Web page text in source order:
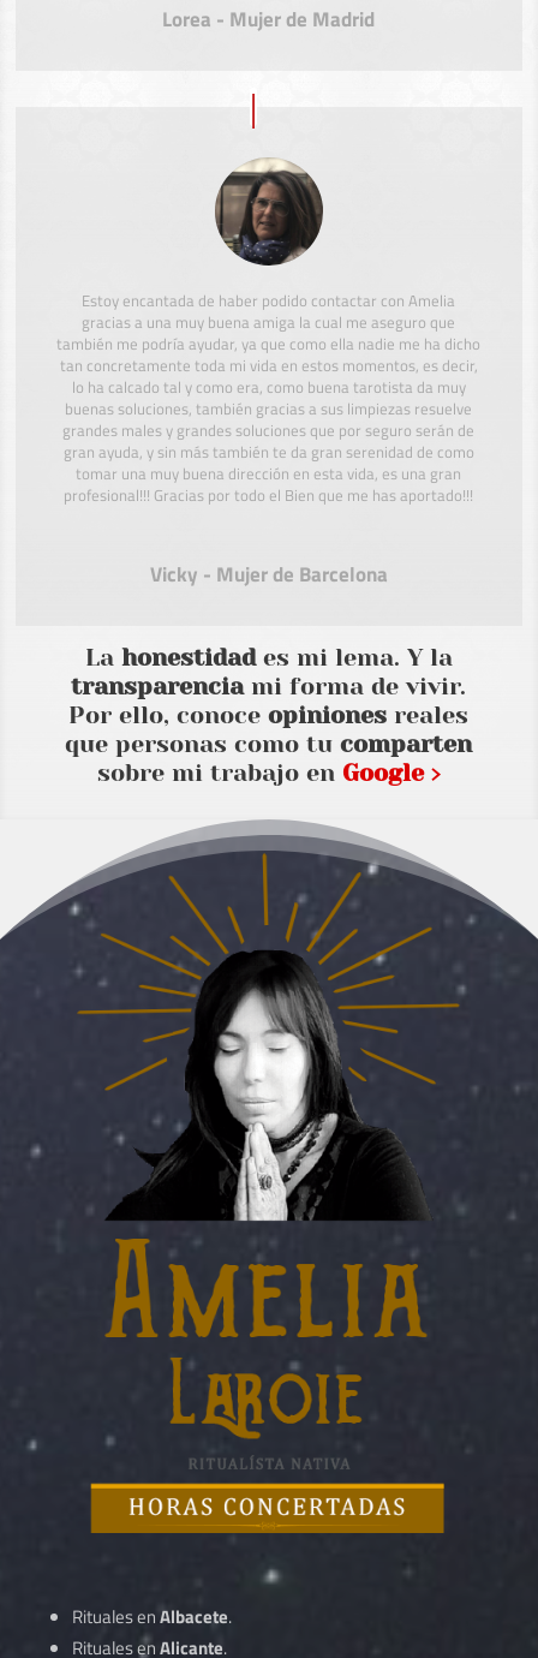
Lorea - Mujer de Madrid
Estoy encantada de haber podido contactar con Amelia
gracias a una muy buena amiga la cual me aseguro que
también me podría ayudar, ya que como ella nadie me ha dicho
tan concretamente toda mi vida en estos momentos, es decir,
lo ha calcado tal y como era, como buena tarotista da muy
buenas soluciones, también gracias a sus limpiezas resuelve
grandes males y grandes soluciones que por seguro serán de
gran ayuda, y sin más también te da gran serenidad de como
tomar una muy buena dirección en esta vida, es una gran
profesional!!! Gracias por todo el Bien que me has aportado!!!
Vicky - Mujer de Barcelona
La honestidades mi lema. Y la
transparenciami forma de vivir.
Por ello, conoceopiniones reales
que personas como tucomparten
sobre mi trabajo en Google ›
Rituales enAlbacete.
Rituales enAlicante.